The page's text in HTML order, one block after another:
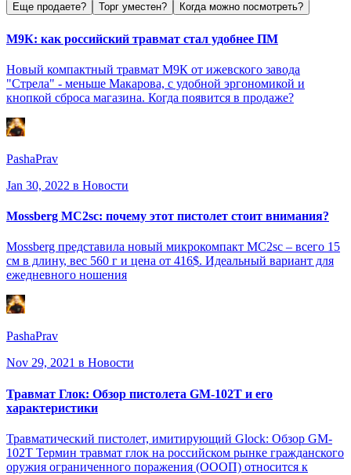
Еще продаете? Торг уместен? Когда можно посмотреть?
М9К: как российский травмат стал удобнее ПМ
Новый компактный травмат М9К от ижевского завода
"Стрела" - меньше Макарова, с удобной эргономикой и
кнопкой сброса магазина. Когда появится в продаже?
PashaPrav
Jan 30, 2022 в Новости
Mossberg MC2sc: почему этот пистолет стоит внимания?
Mossberg представила новый микрокомпакт MC2sc – всего 15
см в длину, вес 560 г и цена от 416$. Идеальный вариант для
ежедневного ношения
PashaPrav
Nov 29, 2021 в Новости
Травмат Глок: Обзор пистолета GM-102T и его
характеристики
Травматический пистолет, имитирующий Glock: Обзор GM-
102T Термин травмат глок на российском рынке гражданского
оружия ограниченного поражения (ОООП) относится к